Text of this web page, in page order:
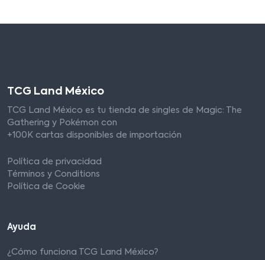
TCG Land México
TCG Land México es tu tienda de singles de Magic: The
Gathering y Pokémon con
+100K cartas disponibles de importación
Política de privacidad
Términos y Conditions
Política de Cookie
Ayuda
¿Cómo funciona TCG Land México?